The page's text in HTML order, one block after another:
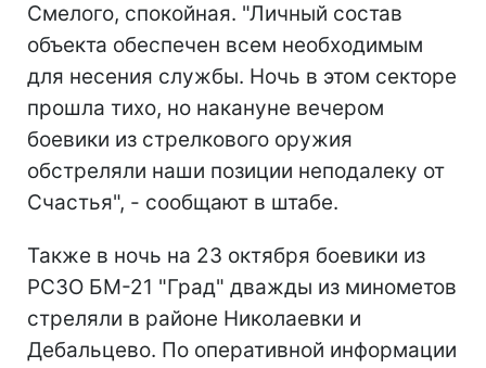
Смелого, спокойная. "Личный состав
объекта обеспечен всем необходимым
для несения службы. Ночь в этом секторе
прошла тихо, но накануне вечером
боевики из стрелкового оружия
обстреляли наши позиции неподалеку от
Счастья", - сообщают в штабе.
Также в ночь на 23 октября боевики из
РСЗО БМ-21 "Град" дважды из минометов
стреляли в районе Николаевки и
Дебальцево. По оперативной информации